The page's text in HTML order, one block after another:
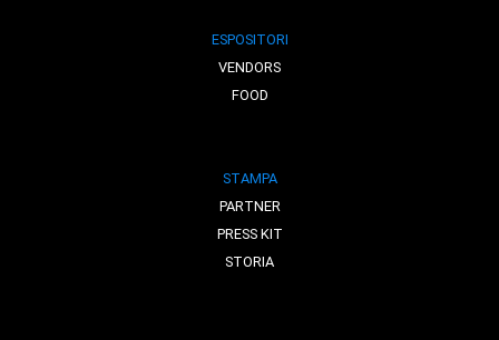
ESPOSITORI
VENDORS
FOOD
STAMPA
PARTNER
PRESS KIT
STORIA